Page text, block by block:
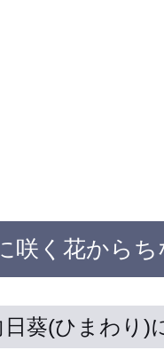
咲く花から
日葵(ひまわり)